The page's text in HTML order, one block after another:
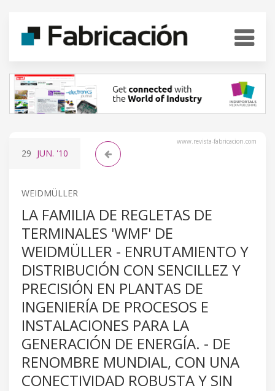
www.revista-fabricacion.com
29 JUN. '10
WEIDMÜLLER
LA FAMILIA DE REGLETAS DE
TERMINALES 'WMF' DE
WEIDMÜLLER - ENRUTAMIENTO Y
DISTRIBUCIÓN CON SENCILLEZ Y
PRECISIÓN EN PLANTAS DE
INGENIERÍA DE PROCESOS E
INSTALACIONES PARA LA
GENERACIÓN DE ENERGÍA. - DE
RENOMBRE MUNDIAL, CON UNA
CONECTIVIDAD ROBUSTA Y SIN